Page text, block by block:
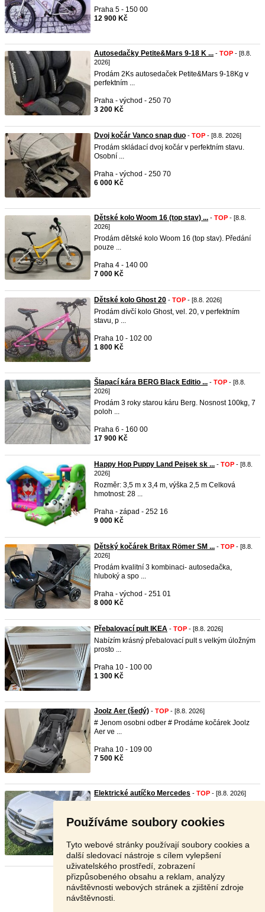
Používáme soubory cookies
Tyto webové stránky používají soubory cookies a
další sledovací nástroje s cílem vylepšení
uživatelského prostředí, zobrazení
přizpůsobeného obsahu a reklam, analýzy
návštěvnosti webových stránek a zjištění zdroje
návštěvnosti.
Praha 5 - 150 00
12 900 Kč
Autosedačky Petite&Mars 9-18 K ... - TOP - [8.8.
2026]
Prodám 2Ks autosedaček Petite&Mars 9-18Kg v
perfektním ...
Praha - východ - 250 70
3 200 Kč
Dvoj kočár Vanco snap duo - TOP - [8.8. 2026]
Prodám skládací dvoj kočár v perfektním stavu.
Osobní ...
Praha - východ - 250 70
6 000 Kč
Dětské kolo Woom 16 (top stav) ... - TOP - [8.8.
2026]
Prodám dětské kolo Woom 16 (top stav). Předání
pouze ...
Praha 4 - 140 00
7 000 Kč
Dětské kolo Ghost 20 - TOP - [8.8. 2026]
Prodám dívčí kolo Ghost, vel. 20, v perfektním
stavu, p ...
Praha 10 - 102 00
1 800 Kč
Šlapací kára BERG Black Editio ... - TOP - [8.8.
2026]
Prodám 3 roky starou káru Berg. Nosnost 100kg, 7
poloh ...
Praha 6 - 160 00
17 900 Kč
Happy Hop Puppy Land Pejsek sk ... - TOP - [8.8.
2026]
Rozměr: 3,5 m x 3,4 m, výška 2,5 m Celková
hmotnost: 28 ...
Praha - západ - 252 16
9 000 Kč
Dětský kočárek Britax Römer SM ... - TOP - [8.8.
2026]
Prodám kvalitní 3 kombinaci- autosedačka,
hluboký a spo ...
Praha - východ - 251 01
8 000 Kč
Přebalovací pult IKEA - TOP - [8.8. 2026]
Nabízím krásný přebalovací pult s velkým úložným
prosto ...
Praha 10 - 100 00
1 300 Kč
Joolz Aer (šedý) - TOP - [8.8. 2026]
# Jenom osobni odber # Prodáme kočárek Joolz
Aer ve ...
Praha 10 - 109 00
7 500 Kč
Elektrické autíčko Mercedes - TOP - [8.8. 2026]
1 600 Kč
Stránka: 1 2 3 Další